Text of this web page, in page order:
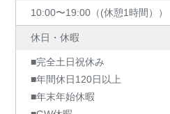
10:00〜19:00（(休憩1時間））
休日・休暇
■完全土日祝休み
■年間休日120日以上
■年末年始休暇